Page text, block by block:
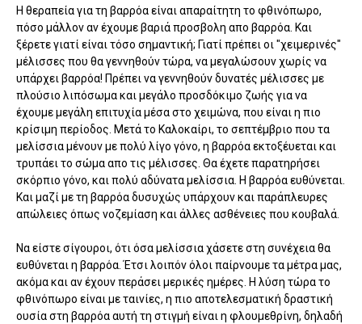
Η θεραπεία για τη βαρρόα είναι απαραίτητη το φθινόπωρο,
πόσο μάλλον αν έχουμε βαριά προσβολη απο βαρρόα. Και
ξέρετε γιατί είναι τόσο σημαντική; Γιατί πρέπει οι "χειμερινές"
μέλισσες που θα γεννηθούν τώρα, να μεγαλώσουν χωρίς να
υπάρχει βαρρόα! Πρέπει να γεννηθούν δυνατές μέλισσες με
πλούσιο λιπόσωμα και μεγάλο προσδόκιμο ζωής για να
έχουμε μεγάλη επιτυχία μέσα στο χειμώνα, που είναι η πιο
κρίσιμη περίοδος. Μετά το Καλοκαίρι, το σεπτέμβριο που τα
μελίσσια μένουν με πολύ λίγο γόνο, η βαρρόα εκτοξέυεται και
τρυπάει το σώμα απο τις μέλισσες. Θα έχετε παρατηρήσει
σκόρπιο γόνο, και πολύ αδύνατα μελίσσια. Η βαρρόα ευθύνεται.
Και μαζί με τη βαρρόα δυσυχώς υπάρχουν και παράπλευρες
απώλειες όπως νοζεμίαση και άλλες ασθένειες που κουβαλά.
Να είστε σίγουροι, ότι όσα μελίσσια χάσετε στη συνέχεια θα
ευθύνεται η βαρρόα. Έτσι λοιπόν όλοι παίρνουμε τα μέτρα μας,
ακόμα και αν έχουν περάσει μερικές ημέρες. Η λύση τώρα το
φθινόπωρο είναι με ταινίες, η πιο αποτελεσματική δραστική
ουσία στη βαρρόα αυτή τη στιγμή είναι η φλουμεθρίνη, δηλαδή